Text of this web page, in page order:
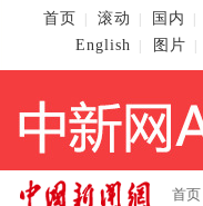
首页 滚动 国内
English
图片
首页